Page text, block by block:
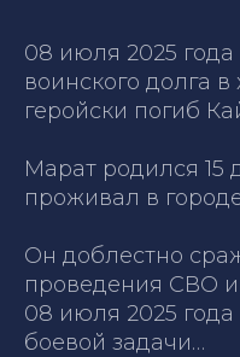
08 июля 2025
воинского долга
геройски погиб
Марат родился 15
проживал в
Он доблестно
проведения СВО
08 июля 2025
боевой задачи…